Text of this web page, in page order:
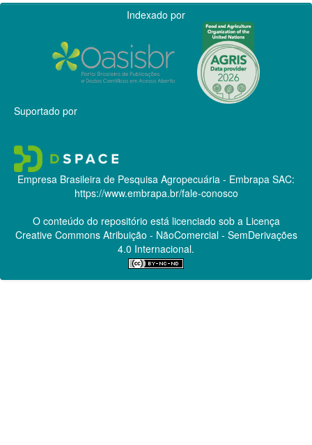
Indexado por
Suportado por
Empresa Brasileira de Pesquisa Agropecuária - Embrapa SAC:
https://www.embrapa.br/fale-conosco
O conteúdo do repositório está licenciado sob a Licença
Creative CommonsAtribuição - NãoComercial - SemDerivações
4.0 Internacional.